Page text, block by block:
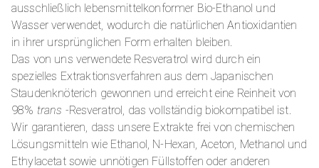
ausschließlich lebensmittelkonformer Bio-Ethanol und
Wasser verwendet, wodurch die natürlichen Antioxidantien
in ihrer ursprünglichen Form erhalten bleiben.
Das von uns verwendete Resveratrol wird durch ein
spezielles Extraktionsverfahren aus dem Japanischen
Staudenknöterich gewonnen und erreicht eine Reinheit von
98% trans -Resveratrol, das vollständig biokompatibel ist.
Wir garantieren, dass unsere Extrakte frei von chemischen
Lösungsmitteln wie Ethanol, N-Hexan, Aceton, Methanol und
Ethylacetat sowie unnötigen Füllstoffen oder anderen